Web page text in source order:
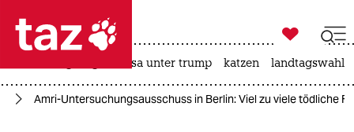
 taz zahl ich
taz zahl ich

taz zahl ich
usa unter trump katzen landtagswahl
Amri-Untersuchungsausschuss in Berlin: Viel zu viele tödliche